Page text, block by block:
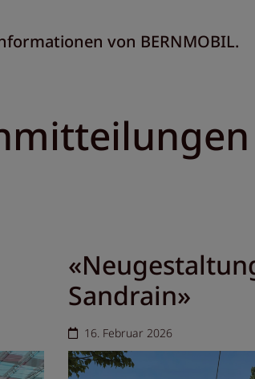
von BERNMOBIL.
Sandrain»
16. Februar 2026